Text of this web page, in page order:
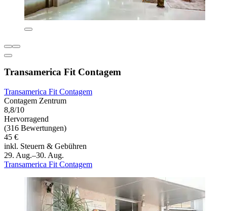
Transamerica Fit Contagem
Transamerica Fit Contagem
Contagem Zentrum
8,8/10
Hervorragend
(316 Bewertungen)
45 €
inkl. Steuern & Gebühren
29. Aug.–30. Aug.
Transamerica Fit Contagem